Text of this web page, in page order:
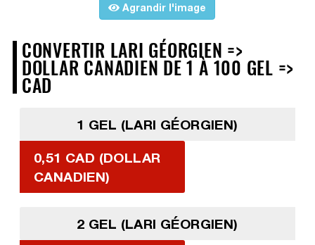
Agrandir l'image
CONVERTIR LARI GÉORGIEN =>
DOLLAR CANADIEN DE 1 À 100 GEL =>
CAD
1 GEL (LARI GÉORGIEN)
0,51 CAD (DOLLAR
CANADIEN)
2 GEL (LARI GÉORGIEN)